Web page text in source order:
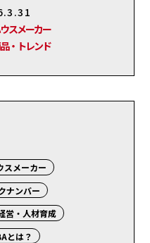
スメーカー
・トレンド
スメーカー
ナンバー
営・人材育成
とは？